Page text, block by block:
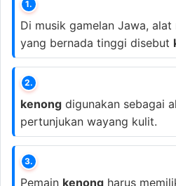
1.
Di musik gamelan Jawa,
yang bernada tinggi disebut
2.
kenong digunakan sebagai
pertunjukan wayang kulit.
3.
Pemain kenong harus